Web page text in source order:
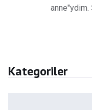
anne"ydim.
Kategoriler